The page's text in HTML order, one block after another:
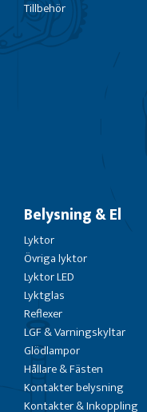
Tillbehör
Belysning & El
Lyktor
Övriga lyktor
Lyktor LED
Lyktglas
Reflexer
LGF & Varningskyltar
Glödlampor
Hållare & Fästen
Kontakter belysning
Kontakter & Inkoppling